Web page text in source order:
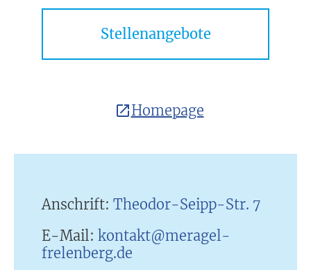
Stellenangebote
Homepage
Anschrift: Theodor-Seipp-Str. 7
E-Mail: kontakt@meragel-
frelenberg.de